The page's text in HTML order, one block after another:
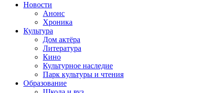
Новости
Анонс
Хроника
Культура
Дом актёра
Литература
Кино
Культурное наследие
Парк культуры и чтения
Образование